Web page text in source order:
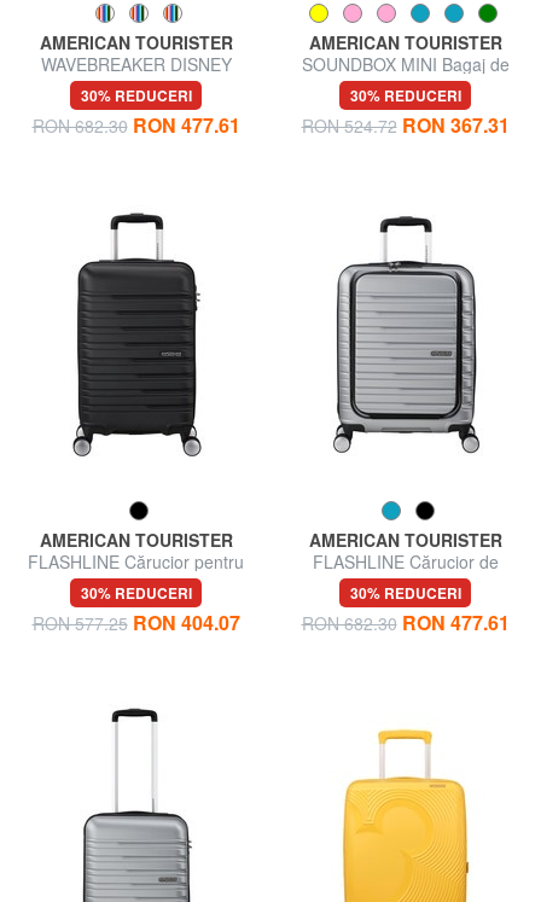
AMERICAN TOURISTER
WAVEBREAKER DISNEY
Cărucior pentru bagaje de
mână
30% REDUCERI
RON 682.30 RON 477.61
AMERICAN TOURISTER
SOUNDBOX MINI Bagaj de
mână foarte mic
30% REDUCERI
RON 524.72 RON 367.31
AMERICAN TOURISTER
FLASHLINE Cărucior pentru
bagaje de mână
30% REDUCERI
RON 577.25 RON 404.07
AMERICAN TOURISTER
FLASHLINE Cărucior de
cabină cu buzunar pentru
laptop de 15,6".
30% REDUCERI
RON 682.30 RON 477.61